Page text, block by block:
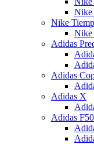
Nike
Nike
Nike
Adidas
Adidas
Adidas X
Adidas F50